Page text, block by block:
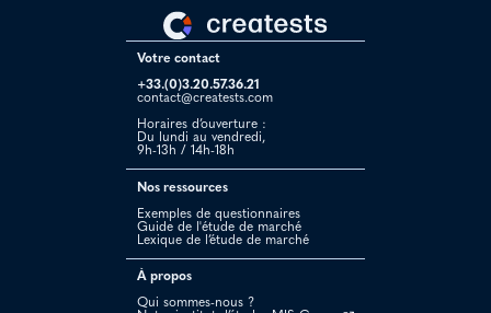
Votre contact
+33.(0)3.20.57.36.21
contact@creatests.com
Horaires d’ouverture :
Du lundi au vendredi,
9h-13h / 14h-18h
Nos ressources
Exemples de questionnaires
Guide de l'étude de marché
Lexique de l’étude de marché
À propos
Qui sommes-nous ?